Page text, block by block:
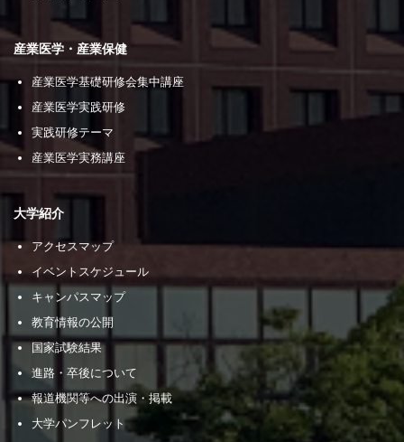
産業医学・産業保健
産業医学基礎研修会集中講座
産業医学実践研修
実践研修テーマ
産業医学実務講座
大学紹介
アクセスマップ
イベントスケジュール
キャンパスマップ
教育情報の公開
国家試験結果
進路・卒後について
報道機関等への出演・掲載
大学パンフレット